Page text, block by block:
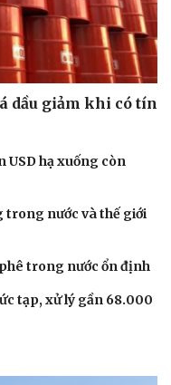
trí
sĩ
trang
Việt
dầu giảm khi có tín
USD hạ xuống còn
trong nước và thế giới
trong nước ổn định
tạp, xử lý gần 68.000